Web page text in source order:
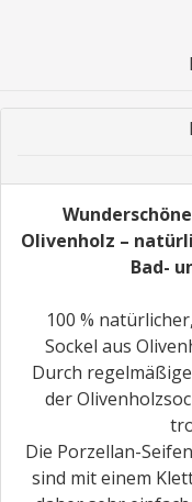
Olivenholz –
Bad-
100 %
Sockel aus
Durch
der
Die Porzellan-
sind mit einem